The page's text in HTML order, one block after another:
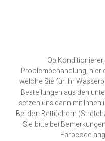
Ob
Problembehandlung, hier
welche Sie für Ihr
Bestellungen aus den
setzen uns dann mit
Bei den Bettüchern
Sie bitte bei
Farbcode